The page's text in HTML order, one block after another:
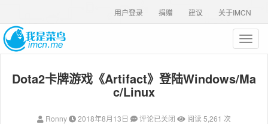
关于IMCN
建议
捐赠
用户登录
T
o
g
Dota2卡牌游戏《Artifact》登陆Windows/Ma
c/Linux
Ronny 2018年8月13日 评论已关闭 阅读 5,261 次